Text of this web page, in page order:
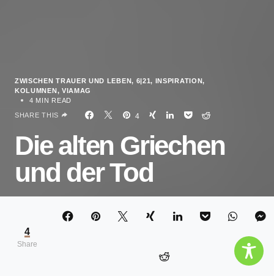
ZWISCHEN TRAUER UND LEBEN 6|21
INSPIRATION
KOLUMNEN
VIAMAG
4 MIN READ
4
SHARE THIS
Die alten Griechen
und der Tod
4
Share